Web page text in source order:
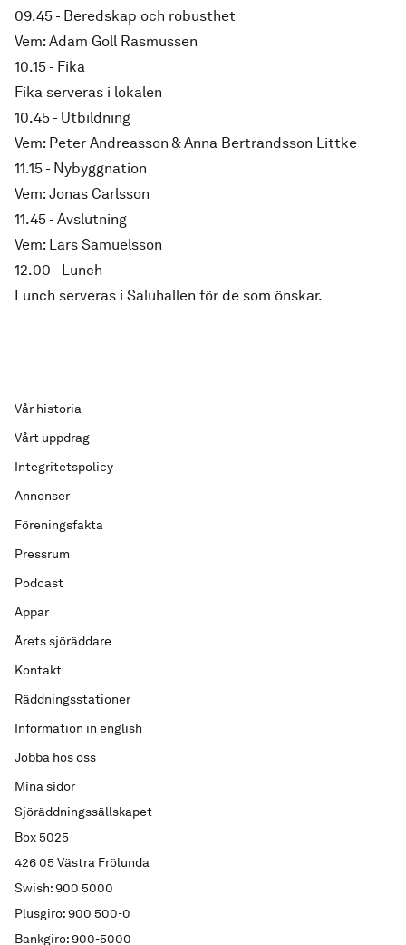
09.45 - Beredskap och robusthet
Vem: Adam Goll Rasmussen
10.15 - Fika
Fika serveras i lokalen
10.45 - Utbildning
Vem: Peter Andreasson &Anna Bertrandsson Littke
11.15 - Nybyggnation
Vem: Jonas Carlsson
11.45 - Avslutning
Vem: Lars Samuelsson
12.00 - Lunch
Lunch serveras i Saluhallen för de som önskar.
Sjöräddningssällskapet
Box 5025
426 05 Västra Frölunda
Swish: 900 5000
Plusgiro: 900 500-0
Bankgiro: 900-5000
Vår historia
Vårt uppdrag
Integritetspolicy
Annonser
Föreningsfakta
Pressrum
Podcast
Appar
Årets sjöräddare
Kontakt
Räddningsstationer
Information in english
Jobba hos oss
Mina sidor